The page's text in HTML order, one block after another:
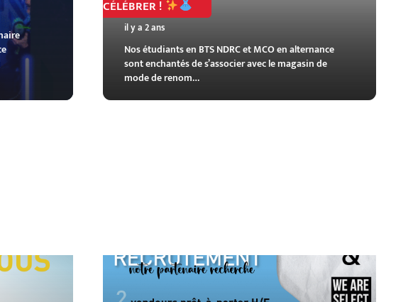
CÉLÉBRER !
il y a 2 ans
Nos étudiants en BTS NDRC et MCO en alternance
sont enchantés de s’associer avec le magasin de
mode de renom…